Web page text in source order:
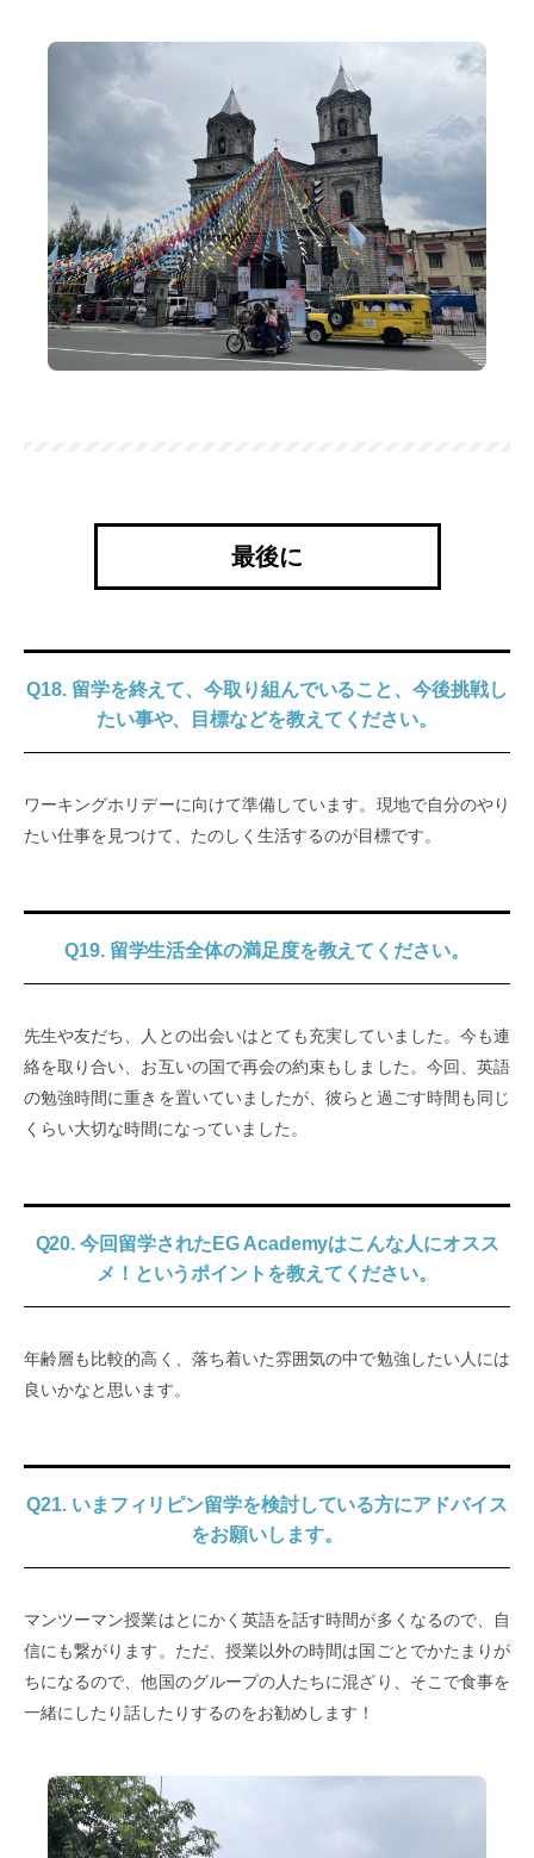
最後に
Q18. 留学を終えて、今取り組んでいること、今後挑戦し
たい事や、目標などを教えてください。
ワーキングホリデーに向けて準備しています。現地で自分のやり
たい仕事を見つけて、たのしく生活するのが目標です。
Q19. 留学生活全体の満足度を教えてください。
先生や友だち、人との出会いはとても充実していました。今も連
絡を取り合い、お互いの国で再会の約束もしました。今回、英語
の勉強時間に重きを置いていましたが、彼らと過ごす時間も同じ
くらい大切な時間になっていました。
Q20. 今回留学されたEG Academyはこんな人にオスス
メ！というポイントを教えてください。
年齢層も比較的高く、落ち着いた雰囲気の中で勉強したい人には
良いかなと思います。
Q21. いまフィリピン留学を検討している方にアドバイス
をお願いします。
マンツーマン授業はとにかく英語を話す時間が多くなるので、自
信にも繋がります。ただ、授業以外の時間は国ごとでかたまりが
ちになるので、他国のグループの人たちに混ざり、そこで食事を
一緒にしたり話したりするのをお勧めします！